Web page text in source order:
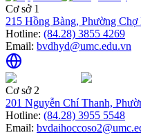
Cơ sở 1
215 Hồng Bàng, Phường
Hotline: (84.28) 3855 4269
Email: bvdhyd@umc.edu.vn
Cơ sở 2
201 Nguyễn Chí Thanh,
Hotline: (84.28) 3955 5548
Email: